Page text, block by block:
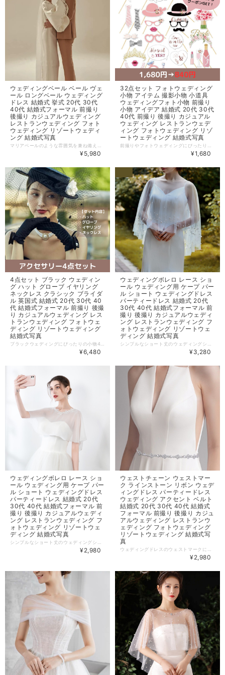
ウェディングベール ベール ヴェ
ール ロングベール ウェディング
ドレス 結婚式 挙式 20代 30代
40代 結婚式フォーマル 前撮り
後撮り カジュアルウェディング
レストランウェディング フォト
ウェディング リゾートウェディ
ング 結婚式写真
¥5,980
32点セット フォトウェディング
小物 アイテム 撮影小物 小道具
ウェディングフォト小物 前撮り
小物 アイデア 結婚式 20代 30代
40代 前撮り 後撮り カジュアル
ウェディング レストランウェデ
ィング フォトウェディング リゾ
ートウェディング 結婚式写真
¥1,680
4点セット ブラック ウェディン
グ ハット グローブ イヤリング
ネックレス クラシック ブライダ
ル 英国式 結婚式 20代 30代 40
代 結婚式フォーマル 前撮り 後撮
り カジュアルウェディング レス
トランウェディング フォトウェ
ディング リゾートウェディング
結婚式写真
¥6,480
ウェディングボレロ レース ショ
ール ウェディング用 ケープ パー
ル ショート ウェディングドレス
パーティードレス 結婚式 20代
30代 40代 結婚式フォーマル 前
撮り 後撮り カジュアルウェディ
ング レストランウェディング フ
ォトウェディング リゾートウェ
ディング 結婚式写真
¥3,280
ウェディングボレロ レース ショ
ール ウェディング用 ケープ パー
ル ショート ウェディングドレス
パーティードレス 結婚式 20代
30代 40代 結婚式フォーマル 前
撮り 後撮り カジュアルウェディ
ング レストランウェディング フ
ォトウェディング リゾートウェ
ディング 結婚式写真
¥2,980
ウェストチェーン ウェストマー
ク ラインストーン リボン ウェデ
ィングドレス パーティードレス
ウェディング アクセント ベルト
結婚式 20代 30代 40代 結婚式
フォーマル 前撮り 後撮り カジュ
アルウェディング レストランウ
ェディング フォトウェディング
リゾートウェディング 結婚式写
真
¥2,980